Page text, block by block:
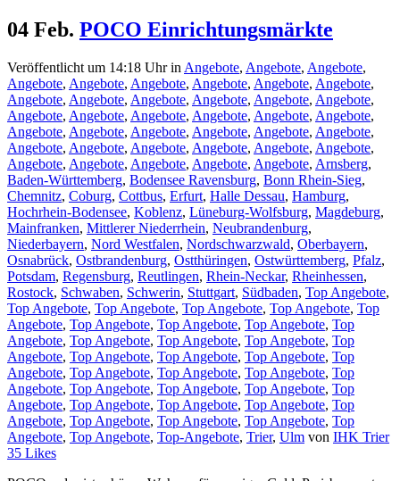
04 Feb. POCO Einrichtungsmärkte
Veröffentlicht um 14:18 Uhrin Angebote, Angebote, Angebote,
Angebote, Angebote, Angebote, Angebote, Angebote, Angebote,
Angebote, Angebote, Angebote, Angebote, Angebote, Angebote,
Angebote, Angebote, Angebote, Angebote, Angebote, Angebote,
Angebote, Angebote, Angebote, Angebote, Angebote, Angebote,
Angebote, Angebote, Angebote, Angebote, Angebote, Angebote,
Angebote, Angebote, Angebote, Angebote, Angebote, Arnsberg,
Baden-Württemberg, Bodensee Ravensburg, Bonn Rhein-Sieg,
Chemnitz, Coburg, Cottbus, Erfurt, Halle Dessau, Hamburg,
Hochrhein-Bodensee, Koblenz, Lüneburg-Wolfsburg, Magdeburg,
Mainfranken, Mittlerer Niederrhein, Neubrandenburg,
Niederbayern, Nord Westfalen, Nordschwarzwald, Oberbayern,
Osnabrück, Ostbrandenburg, Ostthüringen, Ostwürttemberg, Pfalz,
Potsdam, Regensburg, Reutlingen, Rhein-Neckar, Rheinhessen,
Rostock, Schwaben, Schwerin, Stuttgart, Südbaden, Top Angebote,
Top Angebote, Top Angebote, Top Angebote, Top Angebote, Top
Angebote, Top Angebote, Top Angebote, Top Angebote, Top
Angebote, Top Angebote, Top Angebote, Top Angebote, Top
Angebote, Top Angebote, Top Angebote, Top Angebote, Top
Angebote, Top Angebote, Top Angebote, Top Angebote, Top
Angebote, Top Angebote, Top Angebote, Top Angebote, Top
Angebote, Top Angebote, Top Angebote, Top Angebote, Top
Angebote, Top Angebote, Top Angebote, Top Angebote, Top
Angebote, Top Angebote, Top-Angebote, Trier, Ulm von IHK Trier
35 Likes